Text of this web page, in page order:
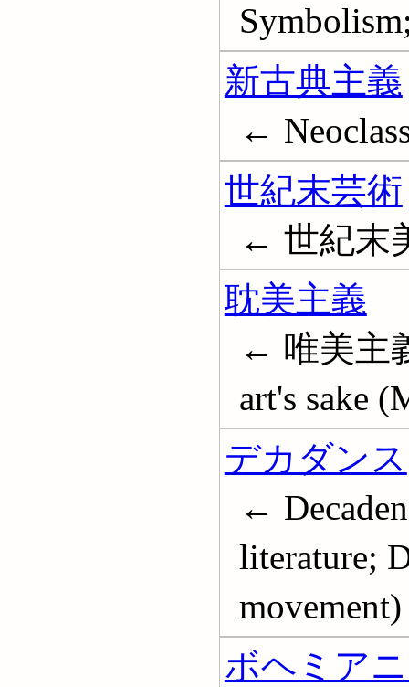
新古典主義
←
世紀末芸術
← 世紀末
耽美主義
← 唯美主
art's sake
デカダンス
←
literature;
movement)
ボヘミア